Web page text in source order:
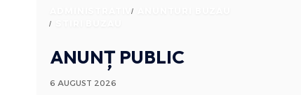
ADMINISTRATIV
ANUNȚ PUBLIC
6 AUGUST 2026